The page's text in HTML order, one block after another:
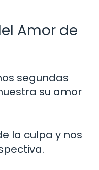
Amor de
segundas
su amor
la culpa y nos